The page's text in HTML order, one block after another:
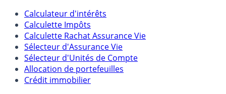
Outils
Calculateur d'intérêts
Calculette Impôts
Calculette Rachat Assurance Vie
Sélecteur d'Assurance Vie
Sélecteur d'Unités de Compte